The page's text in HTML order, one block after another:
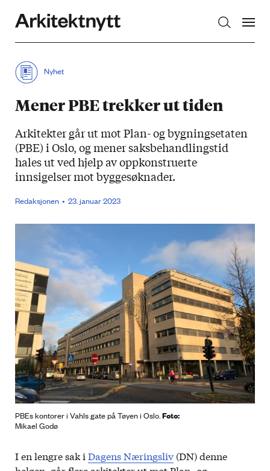
Nyhet
Mener PBE trekker ut tiden
Arkitekter går ut mot Plan- og bygningsetaten
(PBE) i Oslo, og mener saksbehandlingstid
hales ut ved hjelp av oppkonstruerte
innsigelser mot byggesøknader.
Redaksjonen 23. januar 2023
PBEs kontorer i Vahls gate på Tøyen i Oslo. Foto:
Mikael Godø
I en lengre sak i Dagens Næringsliv (DN) denne